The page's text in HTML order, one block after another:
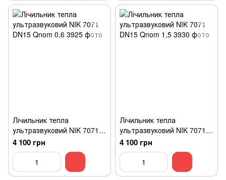
Лічильник тепла
ультразвуковий NIK 7071
DN15 Qnom 0,6
4 100 грн
Лічильник тепла
ультразвуковий NIK 7071
DN15 Qnom 1,5
4 100 грн